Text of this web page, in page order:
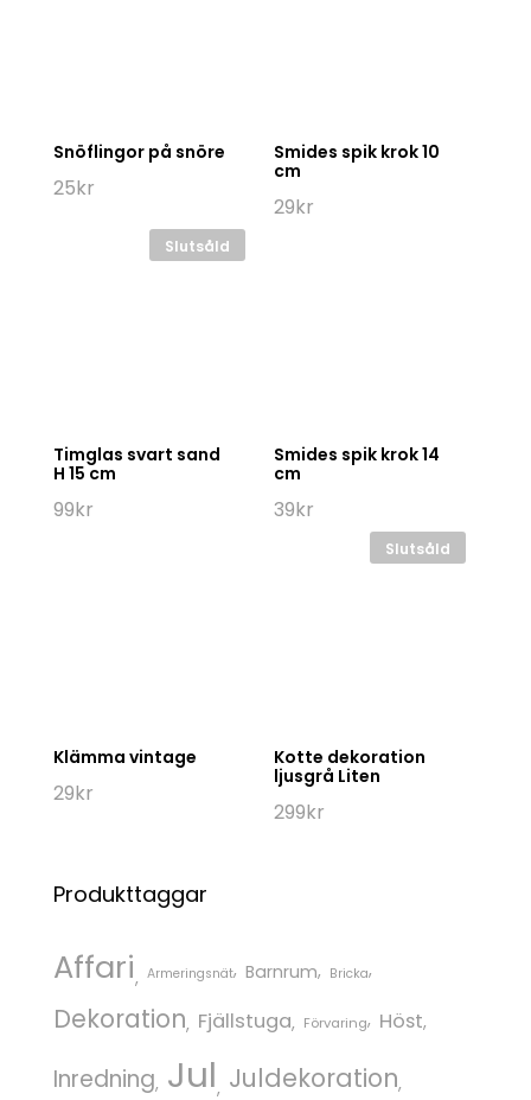
Snöflingor på snöre
25kr
Smides spik krok 10
cm
29kr
Slutsåld
Timglas svart sand
H 15 cm
99kr
Smides spik krok 14
cm
39kr
Klämma vintage
29kr
Slutsåld
Kotte dekoration
ljusgrå Liten
299kr
Produkttaggar
Affari Armeringsnät Barnrum Bricka
Dekoration Fjällstuga Förvaring Höst
Inredning Jul Juldekoration